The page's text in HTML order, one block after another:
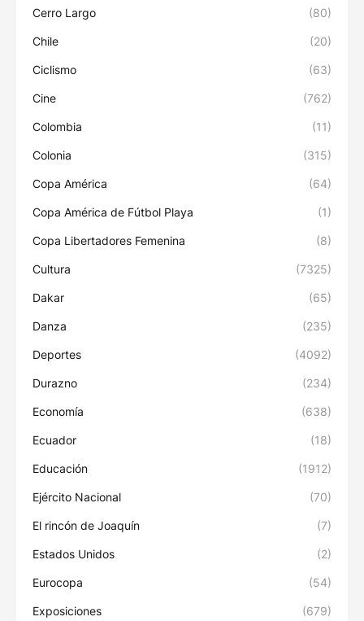
Cerro Largo (80)
Chile (20)
Ciclismo (63)
Cine (762)
Colombia (11)
Colonia (315)
Copa América (64)
Copa América de Fútbol Playa (1)
Copa Libertadores Femenina (8)
Cultura (7325)
Dakar (65)
Danza (235)
Deportes (4092)
Durazno (234)
Economía (638)
Ecuador (18)
Educación (1912)
Ejército Nacional (70)
El rincón de Joaquín (7)
Estados Unidos (2)
Eurocopa (54)
Exposiciones (679)